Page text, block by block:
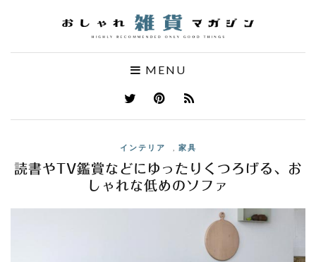
MENU
インテリア 家具
読書やTV鑑賞などにゆったりくつろげる、お
しゃれな低めのソファ